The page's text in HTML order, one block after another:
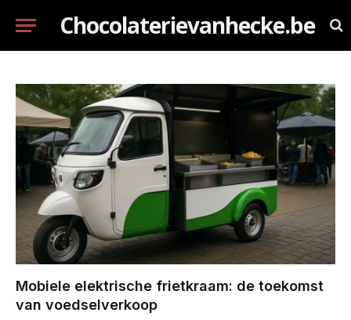
Chocolaterievanhecke.be
Mobiele elektrische frietkraam: de toekomst
van voedselverkoop